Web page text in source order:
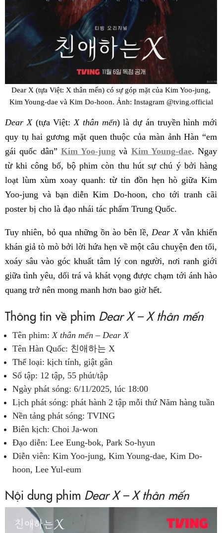
Dear X (tựa Việt: X thân mến) có sự góp mặt của Kim Yoo-jung,
Kim Young-dae và Kim Do-hoon. Ảnh: Instagram @tving.official
Dear X(tựa Việt:X thân mến) là dự án truyền hình mới
quy tụ hai gương mặt quen thuộc của màn ảnh Hàn “em
gái quốc dân” Kim Yoo-jung và Kim Young-dae. Ngay
từ khi công bố, bộ phim còn thu hút sự chú ý bởi hàng
loạt lùm xùm xoay quanh: từ tin đồn hẹn hò giữa Kim
Yoo-jung và bạn diễn Kim Do-hoon, cho tới tranh cãi
poster bị cho là đạo nhái tác phẩm Trung Quốc.
Tuy nhiên, bỏ qua những ồn ào bên lề, Dear X vẫn khiến
khán giả tò mò bởi lời hứa hẹn về một câu chuyện đen tối,
xoáy sâu vào góc khuất tâm lý con người, nơi ranh giới
giữa tình yêu, dối trá và khát vọng được chạm tới ánh hào
quang trở nên mong manh hơn bao giờ hết.
Thông tin về phim Dear X– X thân mến
Tên phim: X thân mến – Dear X
Tên Hàn Quốc: 친애하는 X
Thể loại: kịch tính, giật gân
Số tập: 12 tập, 55 phút/tập
Ngày phát sóng: 6/11/2025, lúc 18:00
Lịch phát sóng: phát hành 2 tập mỗi thứ Năm hàng tuần
Nền tảng phát sóng: TVING
Biên kịch: Choi Ja-won
Đạo diễn: Lee Eung-bok, Park So-hyun
Diễn viên: Kim Yoo-jung, Kim Young-dae, Kim Do-
hoon, Lee Yul-eum
Nội dung phim Dear X – X thân mến